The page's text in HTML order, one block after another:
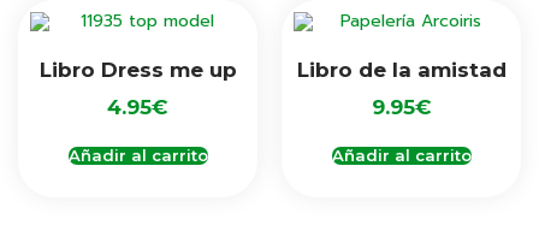
Libro Dress me up
4.95€
Añadir al carrito
Libro de la amistad
9.95€
Añadir al carrito